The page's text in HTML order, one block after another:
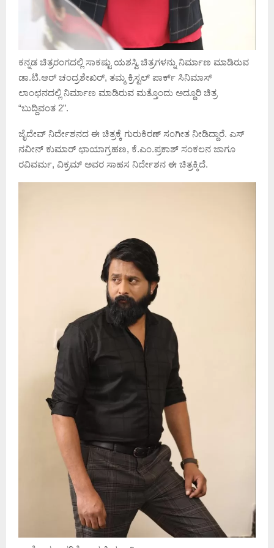
ಕನ್ನಡ ಚಿತ್ರರಂಗದಲ್ಲಿ ಸಾಕಷ್ಟು ಯಶಸ್ವಿ ಚಿತ್ರಗಳನ್ನು ನಿರ್ಮಾಣ ಮಾಡಿರುವ
ಡಾ.ಟಿ.ಆರ್ ಚಂದ್ರಶೇಖರ್, ತಮ್ಮ ಕ್ರಿಸ್ಟಲ್ ಪಾರ್ಕ್ ಸಿನಿಮಾಸ್
ಲಾಂಛನದಲ್ಲಿ ನಿರ್ಮಾಣ ಮಾಡಿರುವ ಮತ್ತೊಂದು ಅದ್ದೂರಿ ಚಿತ್ರ
“ಬುದ್ದಿವಂತ 2”.
ಜೈದೇವ್ ನಿರ್ದೇಶನದ ಈ ಚಿತ್ರಕ್ಕೆ ಗುರುಕಿರಣ್ ಸಂಗೀತ ನೀಡಿದ್ದಾರೆ. ಎಸ್
ನವೀನ್ ಕುಮಾರ್ ಛಾಯಾಗ್ರಹಣ, ಕೆ.ಎಂ.ಪ್ರಕಾಶ್ ಸಂಕಲನ ಜಾಗೂ
ರವಿವರ್ಮ, ವಿಕ್ರಮ್ ಅವರ ಸಾಹಸ ನಿರ್ದೇಶನ ಈ ಚಿತ್ರಕ್ಕಿದೆ.